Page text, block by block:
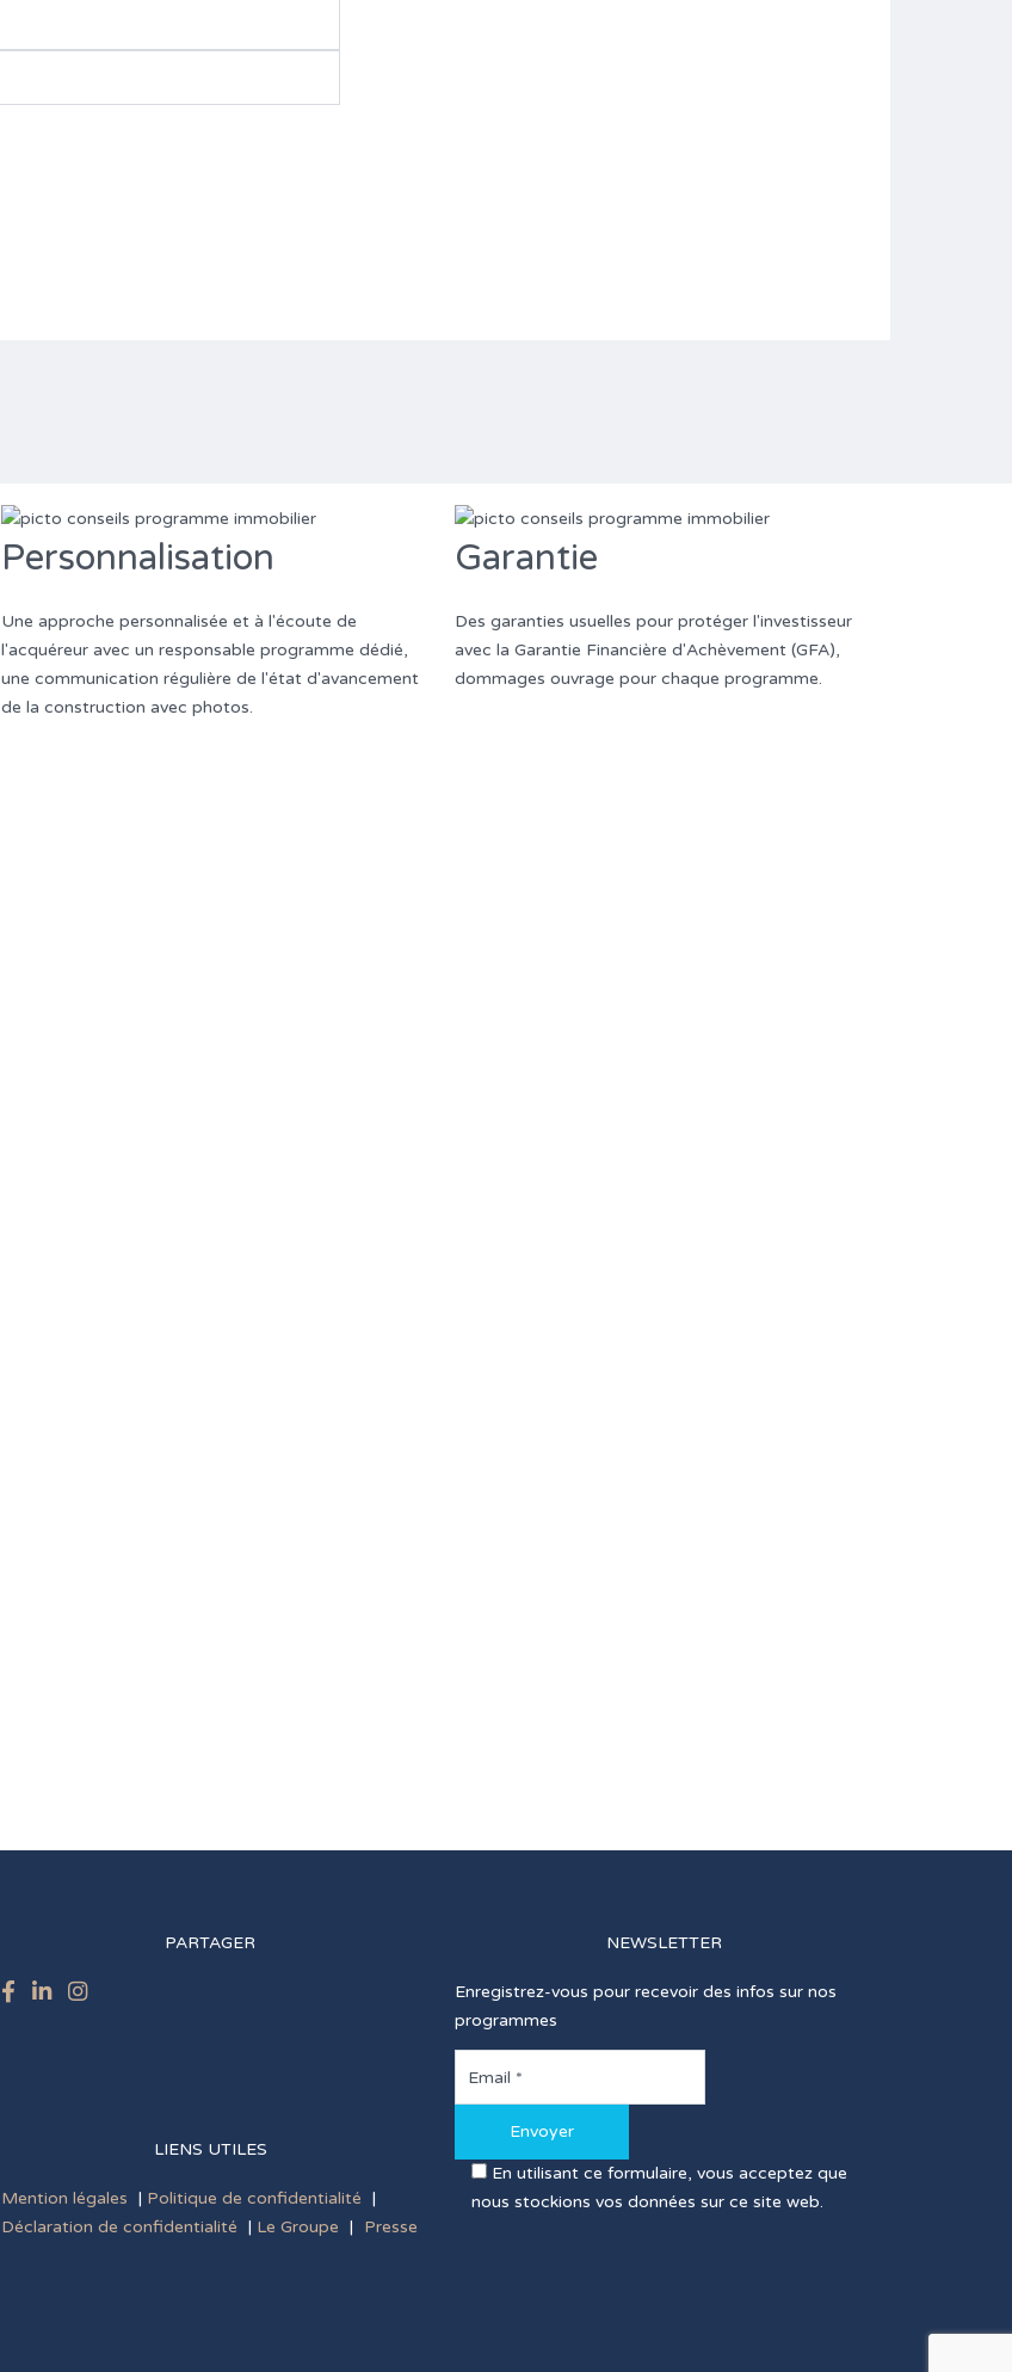
Personnalisation
Une approche personnalisée et à l'écoute de
l'acquéreur avec un responsable programme dédié,
une communication régulière de l'état d'avancement
de la construction avec photos.
Garantie
Des garanties usuelles pour protéger l'investisseur
avec la Garantie Financière d'Achèvement (GFA),
dommages ouvrage pour chaque programme.
PARTAGER
LIENS UTILES
Mention légales | Politique de confidentialité |
Déclaration de confidentialité | Le Groupe | Presse
NEWSLETTER
Enregistrez-vous pour recevoir des infos sur nos
programmes
En utilisant ce formulaire, vous acceptez que
nous stockions vos données sur ce site web.